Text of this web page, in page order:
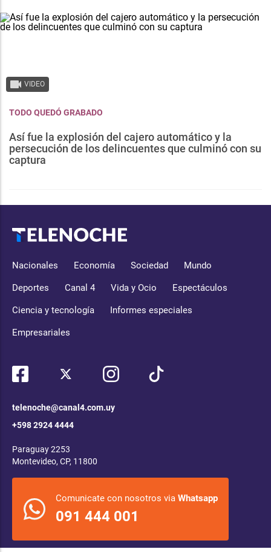
VIDEO
TODO QUEDÓ GRABADO
Así fue la explosión del cajero automático y la
persecución de los delincuentes que culminó con su
captura
Nacionales Economía Sociedad Mundo
Deportes Canal 4 Vida y Ocio Espectáculos
Ciencia y tecnología Informes especiales
Empresariales
telenoche@canal4.com.uy
+598 2924 4444
Paraguay 2253
Montevideo, CP, 11800
Comunicate con nosotros via Whatsapp
091 444 001